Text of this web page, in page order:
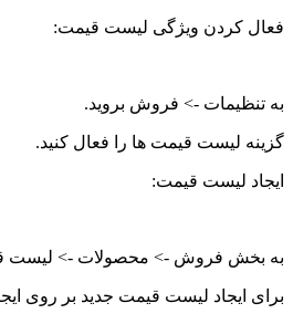
فعال کردن ویژگی لیست قیمت:
به تنظیمات -> فروش بروید.
گزینه لیست قیمت ها را فعال کنید.
ایجاد لیست قیمت:
به بخش فروش -> محصولات -> لیست
برای ایجاد لیست قیمت جدید بر روی